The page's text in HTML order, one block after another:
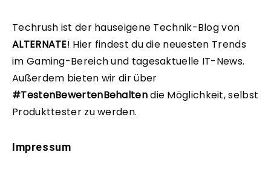
Techrush ist der hauseigene Technik-Blog von
ALTERNATE! Hier findest du die neuesten Trends
im Gaming-Bereich und tagesaktuelle IT-News.
Außerdem bieten wir dir über
#TestenBewertenBehaltendie Möglichkeit, selbst
Produkttester zu werden.
Impressum